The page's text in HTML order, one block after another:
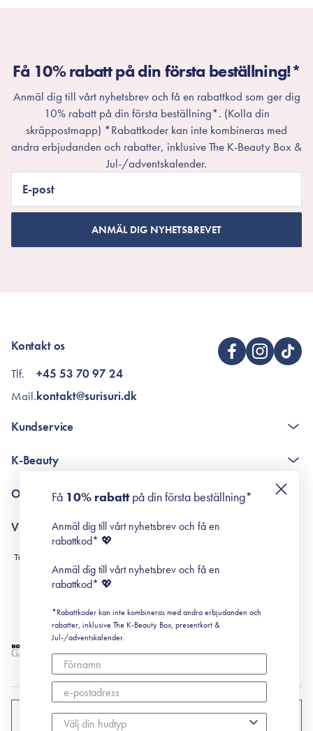
Få 10% rabatt på din första beställning!*
Anmäl dig till vårt nyhetsbrev och få en rabattkod som ger dig
10% rabatt på din första beställning*. (Kolla din
skräppostmapp) *Rabattkoder kan inte kombineras med
andra erbjudanden och rabatter, inklusive The K-Beauty Box &
Jul-/adventskalender.
E-post
ANMÄL DIG NYHETSBREVET
Kontakt os
Tlf.
Mail.
+45 53 70 97 24
kontakt@surisuri.dk
Kundservice
Poängshop - frågor och svar
K-Beauty
Retinol för nybörjare
Om Surisuri
Black Friday
Villkor
Leverans & Retur
Köpvillkor
Prenumerationsvillkor
Cookiepolicy
SVERIGE
Få 10% rabattpå din första beställning*
Anmäl dig till vårt nyhetsbrev och få en
rabattkod* 💖
Anmäl dig till vårt nyhetsbrev och få en
rabattkod* 💖
*Rabattkoder kan inte kombineras med andra erbjudanden och
rabatter, inklusive The K-Beauty Box, presentkort &
Jul-/adventskalender.